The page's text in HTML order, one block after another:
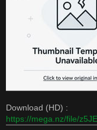
Download (HD) :
https://mega.nz/file/